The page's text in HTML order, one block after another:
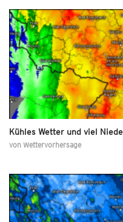
Kühles Wetter und viel
von Wettervorhersage